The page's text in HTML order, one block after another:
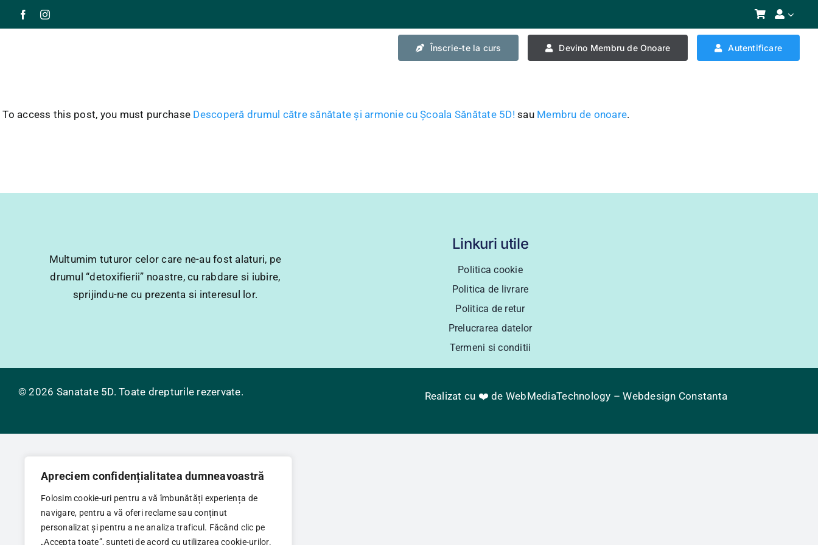
Apreciem confidențialitatea dumneavoastră
Folosim cookie-uri pentru a vă îmbunătăți experiența de
navigare, pentru a vă oferi reclame sau conținut
personalizat și pentru a ne analiza traficul. Făcând clic pe
„Accepta toate”, sunteți de acord cu utilizarea cookie-urilor.
to
Înscrie-te la curs Devino Membru de Onoare Autentificare
To access this post, you must purchase Descoperă drumul către sănătate și armonie cu Școala Sănătate 5D! sau Membru de onoare.
Multumim tuturor celor care ne-au fost alaturi, pe
drumul “detoxifierii” noastre, cu rabdare si iubire,
sprijindu-ne cu prezenta si interesul lor.
Linkuri utile
Politica cookie
Politica de livrare
Politica de retur
Prelucrarea datelor
Termeni si conditii
© 2026 Sanatate 5D. Toate drepturile rezervate. Realizat cu ❤️ de WebMediaTechnology – Webdesign Constanta